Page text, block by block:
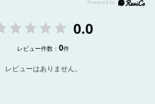
0.0
レビュー件数：0件
レビューはありません。